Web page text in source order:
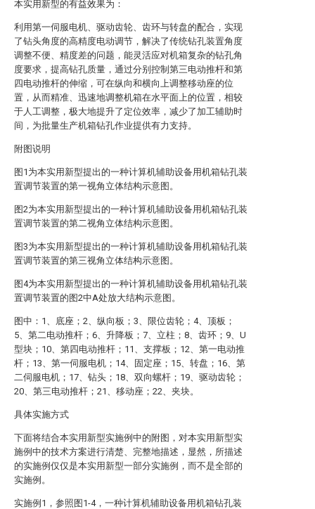
本实用新型的有益效果为：
利用第一伺服电机、驱动齿轮、齿环与转盘的配合，实现
了钻头角度的高精度电动调节，解决了传统钻孔装置角度
调整不便、精度差的问题，能灵活应对机箱复杂的钻孔角
度要求，提高钻孔质量，通过分别控制第三电动推杆和第
四电动推杆的伸缩，可在纵向和横向上调整移动座的位
置，从而精准、迅速地调整机箱在水平面上的位置，相较
于人工调整，极大地提升了定位效率，减少了加工辅助时
间，为批量生产机箱钻孔作业提供有力支持。
附图说明
图1为本实用新型提出的一种计算机辅助设备用机箱钻孔装
置调节装置的第一视角立体结构示意图。
图2为本实用新型提出的一种计算机辅助设备用机箱钻孔装
置调节装置的第二视角立体结构示意图。
图3为本实用新型提出的一种计算机辅助设备用机箱钻孔装
置调节装置的第三视角立体结构示意图。
图4为本实用新型提出的一种计算机辅助设备用机箱钻孔装
置调节装置的图2中A处放大结构示意图。
图中：1、底座；2、纵向板；3、限位齿轮；4、顶板；
5、第二电动推杆；6、升降板；7、立柱；8、齿环；9、U
型块；10、第四电动推杆；11、支撑板；12、第一电动推
杆；13、第一伺服电机；14、固定座；15、转盘；16、第
二伺服电机；17、钻头；18、双向螺杆；19、驱动齿轮；
20、第三电动推杆；21、移动座；22、夹块。
具体实施方式
下面将结合本实用新型实施例中的附图，对本实用新型实
施例中的技术方案进行清楚、完整地描述，显然，所描述
的实施例仅仅是本实用新型一部分实施例，而不是全部的
实施例。
实施例1，参照图1-4，一种计算机辅助设备用机箱钻孔装